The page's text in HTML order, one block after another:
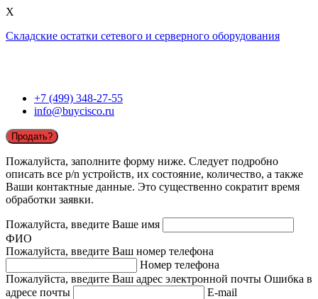
X
Складские остатки сетевого и серверного оборудования
+7 (499) 348-27-55
info@buycisco.ru
Продать?
Пожалуйста, заполните форму ниже. Следует подробно
описать все p/n устройств, их состояние, количество, а также
Ваши контактные данные. Это существенно сократит время
обработки заявки.
Пожалуйста, введите Ваше имя
ФИО
Пожалуйста, введите Ваш номер телефона
Номер телефона
Пожалуйста, введите Ваш адрес электронной почты Ошибка в
адресе почты
E-mail